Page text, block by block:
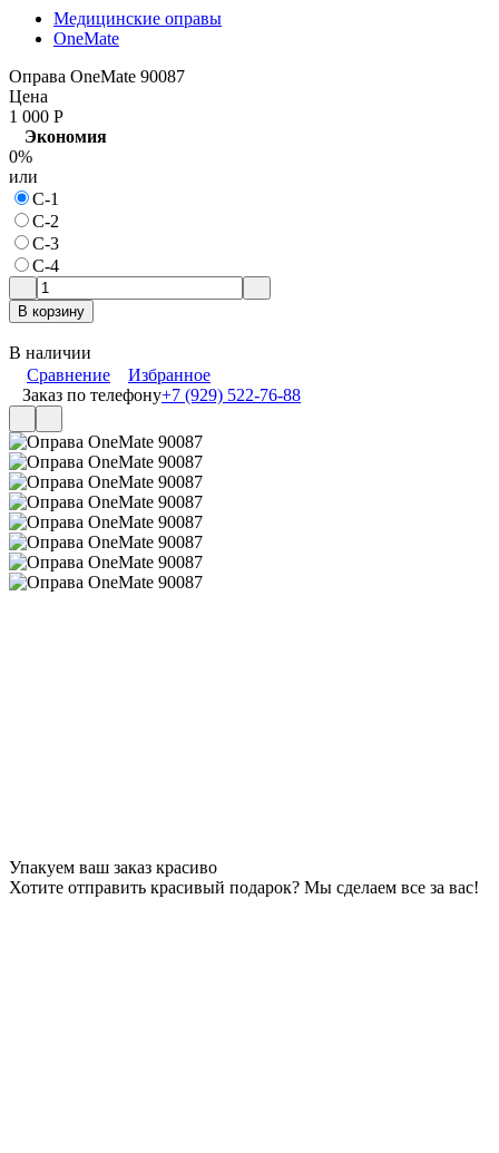
Медицинские оправы
OneMate
Оправа OneMate 90087
Цена
1 000 Р
Экономия
0%
или
С-1
С-2
С-3
С-4
В корзину
В наличии
Сравнение
Избранное
Заказ по телефону+7 (929) 522-76-88
Упакуем ваш заказ красиво
Хотите отправить красивый подарок? Мы сделаем все за вас!